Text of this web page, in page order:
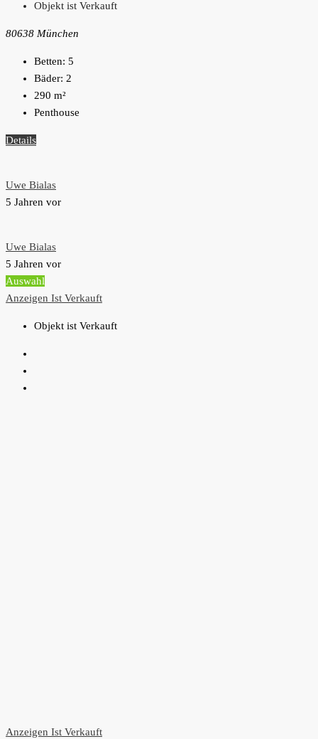
Objekt ist Verkauft
80638 München
Betten: 5
Bäder: 2
290 m²
Penthouse
Details
Uwe Bialas
5 Jahren vor
Uwe Bialas
5 Jahren vor
Auswahl
Anzeigen Ist Verkauft
Objekt ist Verkauft
Anzeigen Ist Verkauft